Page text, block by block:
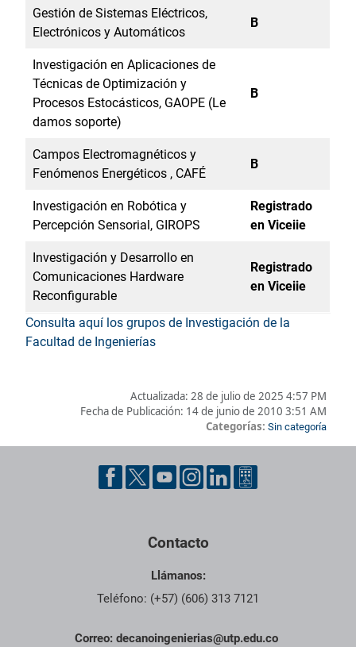
Gestión de Sistemas Eléctricos,
Electrónicos y Automáticos
B
Investigación en Aplicaciones de
Técnicas de Optimización y
Procesos Estocásticos, GAOPE (Le
damos soporte)
B
Campos Electromagnéticos y
Fenómenos Energéticos , CAFÉ
B
Investigación en Robótica y
Percepción Sensorial, GIROPS
Registrado
en Viceiie
Investigación y Desarrollo en
Comunicaciones Hardware
Reconfigurable
Registrado
en Viceiie
Consulta aquí los grupos de Investigación de la
Facultad de Ingenierías
Actualizada: 28 de julio de 2025 4:57 PM
Fecha de Publicación: 14 de junio de 2010 3:51 AM
Categorías: Sin categoría
Pie de página con información de contacto, redes sociales y
Contacto
Llámanos:
Teléfono: (+57) (606) 313 7121
Correo: decanoingenierias@utp.edu.co